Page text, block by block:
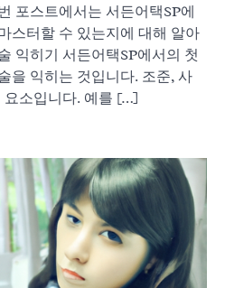
포스트에서는 서든어택SP에
스터할 수 있는지에 대해 알아
익히기 서든어택SP에서의 첫
을 익히는 것입니다. 조준, 사
요소입니다. 예를 […]